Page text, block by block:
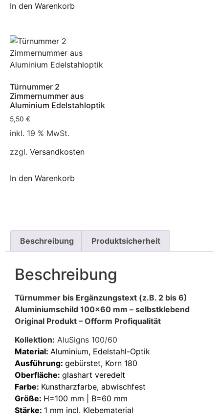
In den Warenkorb
Türnummer 2
Zimmernummer aus
Aluminium Edelstahloptik
5,50 €
inkl. 19 % MwSt.
zzgl. Versandkosten
In den Warenkorb
Beschreibung Produktsicherheit
Beschreibung
Türnummer bis Ergänzungstext (z.B. 2 bis 6)
Aluminiumschild 100×60 mm – selbstklebend
Original Produkt – Ofform Profiqualität
Kollektion: AluSigns 100/60
Material: Aluminium, Edelstahl-Optik
Ausführung: gebürstet, Korn 180
Oberfläche: glashart veredelt
Farbe: Kunstharzfarbe, abwischfest
Größe: H=100 mm | B=60 mm
Stärke: 1 mm incl. Klebematerial